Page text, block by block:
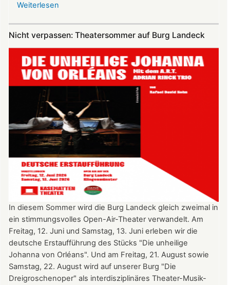
Weiterlesen
4.
2026
nach
Freiburg
Nicht verpassen: Theatersommer auf Burg Landeck
In diesem Sommer wird die Burg Landeck gleich zweimal in
ein stimmungsvolles Open-Air-Theater verwandelt. Am
Freitag, 12. Juni und Samstag, 13. Juni erleben wir die
deutsche Erstaufführung des Stücks "Die unheilige
Johanna von Orléans". Und am Freitag, 21. August sowie
Samstag, 22. August wird auf unserer Burg "Die
Dreigroschenoper" als interdisziplinäres Theater-Musik-